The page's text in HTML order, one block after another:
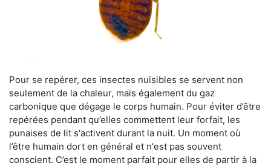
Pour se repérer, ces insectes nuisibles se servent non
seulement de la chaleur, mais également du gaz
carbonique que dégage le corps humain. Pour éviter d’être
repérées pendant qu’elles commettent leur forfait, les
punaises de lit s'activent durant la nuit. Un moment où
l’être humain dort en général et n'est pas souvent
conscient. C’est le moment parfait pour elles de partir à la